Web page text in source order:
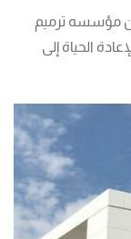
مؤسسه ترميم
الحياة إلى